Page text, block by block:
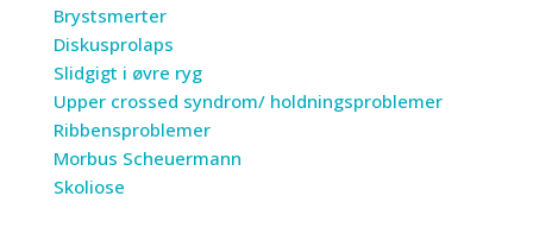
Brystsmerter
Diskusprolaps
Slidgigt i øvre ryg
Upper crossed syndrom/ holdningsproblemer
Ribbensproblemer
Morbus Scheuermann
Skoliose